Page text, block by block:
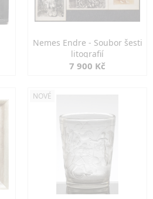
Nemes Endre - Soubor šesti
litografií
7 900 Kč
NOVÉ